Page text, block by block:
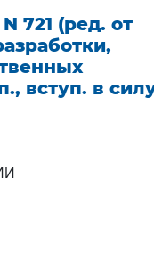
721 (ред. от
вступ. в